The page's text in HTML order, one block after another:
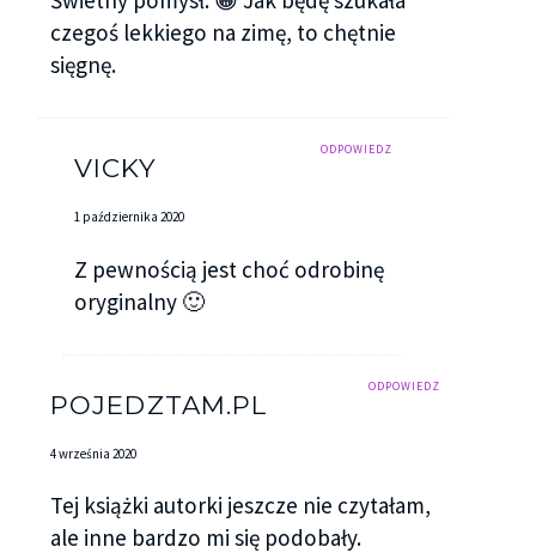
czegoś lekkiego na zimę, to chętnie
sięgnę.
ODPOWIEDZ
VICKY
1 października 2020
Z pewnością jest choć odrobinę
oryginalny 🙂
ODPOWIEDZ
POJEDZTAM.PL
4 września 2020
Tej książki autorki jeszcze nie czytałam,
ale inne bardzo mi się podobały.